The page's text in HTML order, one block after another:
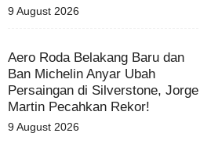
9 August 2026
Aero Roda Belakang Baru dan
Ban Michelin Anyar Ubah
Persaingan di Silverstone, Jorge
Martin Pecahkan Rekor!
9 August 2026